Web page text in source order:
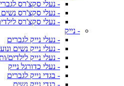
- נעלי סקצ'רס
- נעלי סקצ'רס נשים
- נעלי סקצ'רס
- נייק
- נעלי נייק לגברים
- נעלי נייק נשים
- נעלי נייק לילדים/
- נעלי כדורגל נייק
- בגדי נייק לגברים
- בגדי נייק נשים